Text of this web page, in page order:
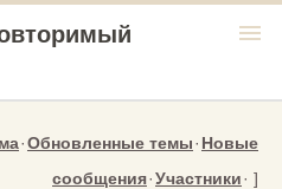
menu
·Обновленные темы·Новые
сообщения·Участники· ]